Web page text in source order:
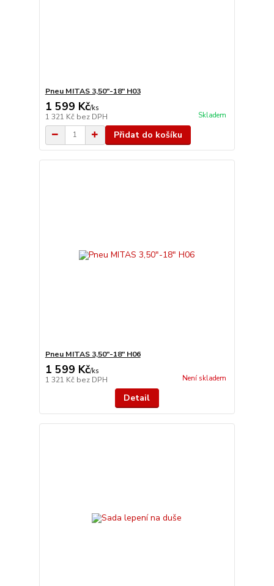
Pneu MITAS 3,50"-18" H03
1 599 Kč/ks
1 321 Kč bez DPH Skladem
Přidat do košíku
Pneu MITAS 3,50"-18" H06
1 599 Kč/ks
1 321 Kč bez DPH Není skladem
Detail